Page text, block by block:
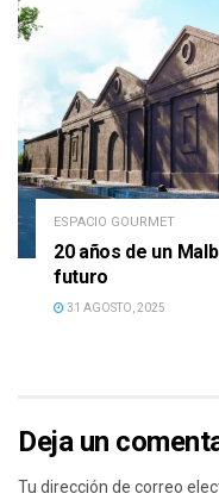
ESPACIO GOURMET
20 años de un
futuro
31 AGOSTO, 2025
Deja un
Tu dirección de correo